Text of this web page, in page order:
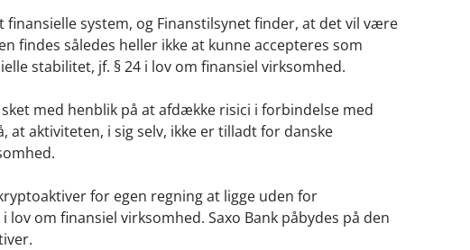
system, og Finanstilsynet finder, at det vil være
findes således heller ikke at kunne accepteres som
stabilitet, jf. § 24 i lov om finansiel virksomhed.
med henblik på at afdække risici i forbindelse med
aktiviteten, i sig selv, ikke er tilladt for danske
for egen regning at ligge uden for
om finansiel virksomhed. Saxo Bank påbydes på den